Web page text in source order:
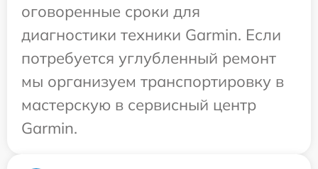
оговоренные сроки для
диагностики техники Garmin. Если
потребуется углубленный ремонт
мы организуем транспортировку в
мастерскую в сервисный центр
Garmin.